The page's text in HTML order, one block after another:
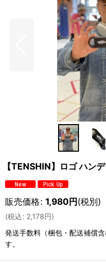
【TENSHIN】ロゴ ハ
販売価格: 1,980円(税別)
(税込: 2,178円)
発送手数料（梱包・配送補償含
す。